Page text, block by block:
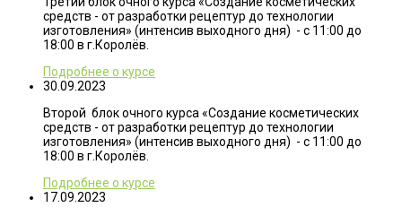
средств - от разработки рецептур до технологии
изготовления» (интенсив выходного дня) - с 11:00 до
18:00 в г.Королёв.
Подробнее о курсе
30.09.2023
Второй блок очного курса «Создание косметических
средств - от разработки рецептур до технологии
изготовления» (интенсив выходного дня) - с 11:00 до
18:00 в г.Королёв.
Подробнее о курсе
17.09.2023